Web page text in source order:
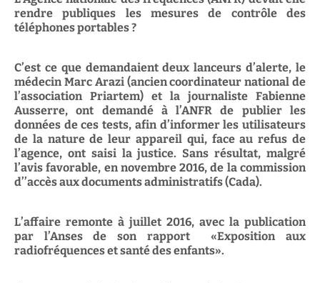
rendre publiques les mesures de contrôle des
téléphones portables ?
C’est ce que demandaient deux lanceurs d’alerte, le
médecin Marc Arazi (ancien coordinateur national de
l’association Priartem) et la journaliste Fabienne
Ausserre, ont demandé à l’ANFR de publier les
données de ces tests, afin d’informer les utilisateurs
de la nature de leur appareil qui, face au refus de
l’agence, ont saisi la justice. Sans résultat, malgré
l’avis favorable, en novembre 2016, de la commission
d’’accès aux documents administratifs (Cada).
L’affaire remonte à juillet 2016, avec la publication
par l’Anses de son rapport «Exposition aux
radiofréquences et santé des enfants».